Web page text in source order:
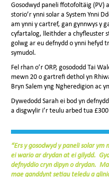
Gosodwyd paneli ffotofoltäig (PV)
storio’r ynni solar a System Ynni
am ynni y cartref, gan gynnwys y
cyfartalog, lleithder a chyfleuster
golwg ar eu defnydd o ynni hefyd
symudol.
Fel rhan o’r ORP, gosododd Tai
mewn 20 o gartrefi dethol yn
Bryn Salem yng Ngheredigion ac
Dywedodd Sarah ei bod yn
a disgwylir i’r teulu arbed tua
“Ers y gosodwyd y paneli solar
ei wario ar drydan at ei gilydd.
defnyddio cryn dipyn o drydan.
mae ganddynt setiau teledu a